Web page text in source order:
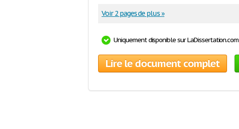
Voir 2 pages de plus »
Uniquement disponible sur LaDissertation.com
Lire le document complet